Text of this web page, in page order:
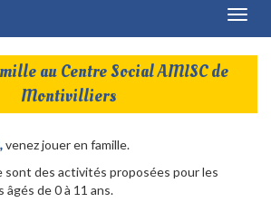
au Centre Social AMISC de
Montivilliers
,venez jouer en famille.
sont des activités proposées pour les
de 0 à 11 ans.